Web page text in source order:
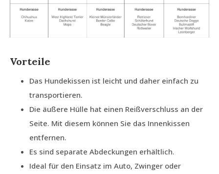
Vorteile
Das Hundekissen ist leicht und daher einfach zu
transportieren.
Die äußere Hülle hat einen Reißverschluss an der
Seite. Mit diesem können Sie das Innenkissen
entfernen.
Es sind separate Abdeckungen erhältlich.
Ideal für den Einsatz im Auto, Zwinger oder